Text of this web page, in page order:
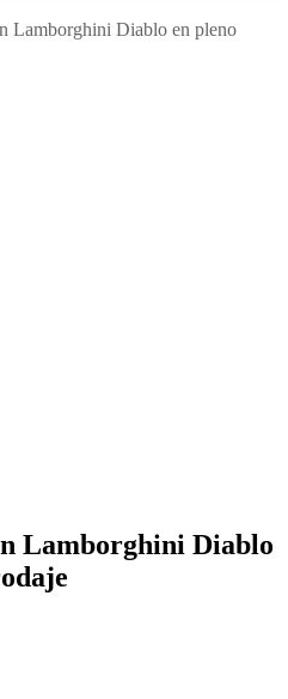
Lamborghini Diablo en pleno
Lamborghini Diablo